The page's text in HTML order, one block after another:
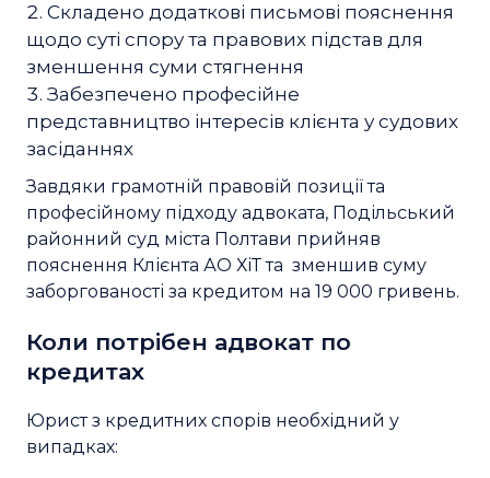
Складено додаткові письмові пояснення
щодо суті спору та правових підстав для
зменшення суми стягнення
Забезпечено професійне
представництво інтересів клієнта у судових
засіданнях
Завдяки грамотній правовій позиції та
професійному підходу адвоката, Подільський
районний суд міста Полтави прийняв
пояснення Клієнта АО ХіТ та зменшив суму
заборгованості за кредитом на 19 000 гривень.
Коли потрібен адвокат по
кредитах
Юрист з кредитних спорів необхідний у
випадках: